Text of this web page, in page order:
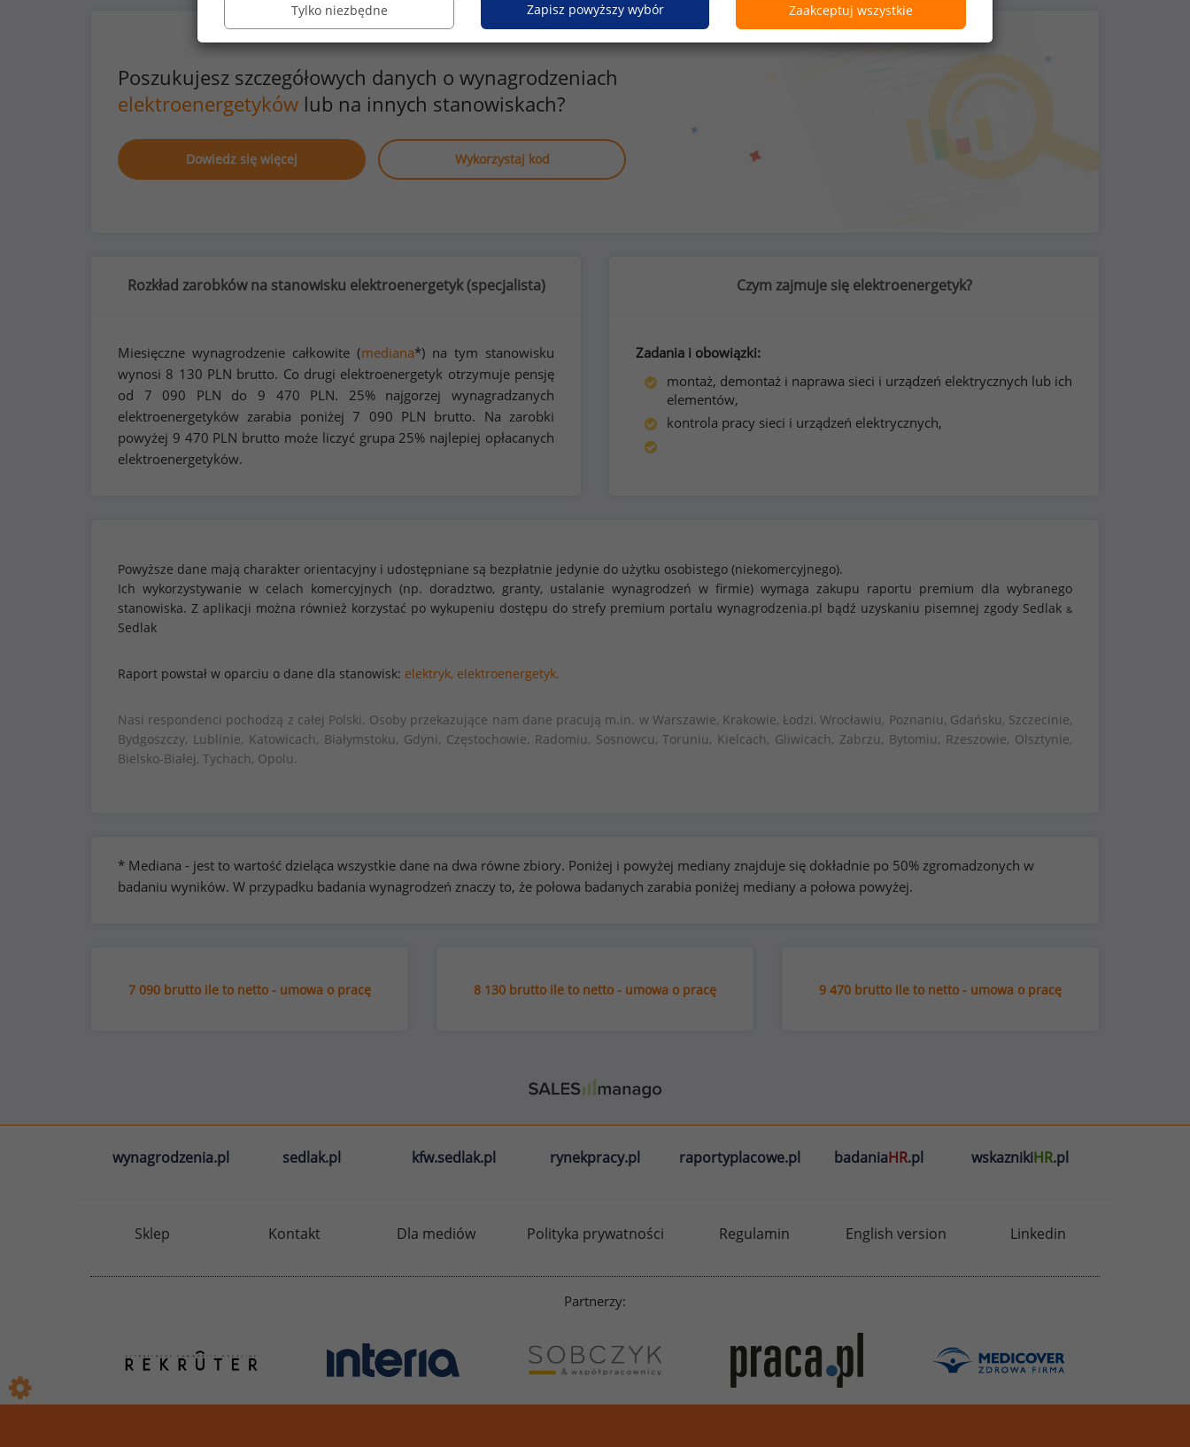
Poszukujesz szczegółowych danych o wynagrodzeniach
elektroenergetyków lub na innych stanowiskach?
Dowiedz się więcej Wykorzystaj kod
Rozkład zarobków na stanowisku elektroenergetyk (specjalista)
Miesięczne wynagrodzenie całkowite (mediana*) na tym stanowisku
wynosi 8 130 PLN brutto. Co drugi elektroenergetyk otrzymuje pensję
od 7 090 PLN do 9 470 PLN. 25% najgorzej wynagradzanych
elektroenergetyków zarabia poniżej7 090 PLN brutto. Na zarobki
powyżej 9 470 PLN brutto może liczyć grupa 25% najlepiej opłacanych
elektroenergetyków.
Czym zajmuje się elektroenergetyk?
Zadania i obowiązki:
montaż, demontaż i naprawa sieci i urządzeń elektrycznych lub ich
elementów,
kontrola pracy sieci i urządzeń elektrycznych,
Powyższe dane mają charakter orientacyjny i udostępniane są bezpłatnie jedynie do użytku osobistego (niekomercyjnego).
Ich wykorzystywanie w celach komercyjnych (np. doradztwo, granty, ustalanie wynagrodzeń w firmie) wymaga zakupu raportu premium dla wybranego
stanowiska. Z aplikacji można również korzystać po wykupeniu dostępu do strefy premium portalu wynagrodzenia.pl bądź uzyskaniu pisemnej zgody Sedlak &
Sedlak
Raport powstał w oparciu o dane dla stanowisk: elektryk, elektroenergetyk.
Nasi respondenci pochodzą z całej Polski. Osoby przekazujące nam dane pracują m.in. w Warszawie, Krakowie, Łodzi, Wrocławiu, Poznaniu, Gdańsku, Szczecinie,
Bydgoszczy, Lublinie, Katowicach, Białymstoku, Gdyni, Częstochowie, Radomiu, Sosnowcu, Toruniu, Kielcach, Gliwicach, Zabrzu, Bytomiu, Rzeszowie, Olsztynie,
Bielsko-Białej, Tychach, Opolu.
* Mediana - jest to wartość dzieląca wszystkie dane na dwa równe zbiory. Poniżej i powyżej mediany znajduje się dokładnie po 50% zgromadzonych w
badaniu wyników. W przypadku badania wynagrodzeń znaczy to, że połowa badanych zarabia poniżej mediany a połowa powyżej.
7 090 brutto ile to netto - umowa o pracę 8 130 brutto ile to netto - umowa o pracę 9 470 brutto ile to netto - umowa o pracę
wynagrodzenia.pl sedlak.pl kfw.sedlak.pl rynekpracy.pl raportyplacowe.pl badaniaHR.pl wskaznikiHR.pl
Sklep Kontakt Dla mediów Polityka prywatności Regulamin English version Linkedin
Partnerzy:
Tylko niezbędne Zapisz powyższy wybór Zaakceptuj wszystkie